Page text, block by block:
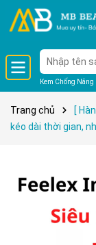
Kem Chống Nắng
Trang chủ
[
kéo dài thời gian,